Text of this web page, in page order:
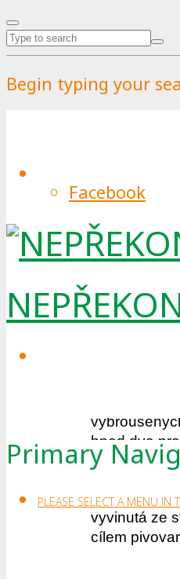
Begin typing your
Facebook
Primary
PLEASE SELECT A MENU IN
Pražské
.
Přestože
uvědomuje
S
EcoXpac,
hned dva
Na první
prototyp
vyvinutá ze
cílem